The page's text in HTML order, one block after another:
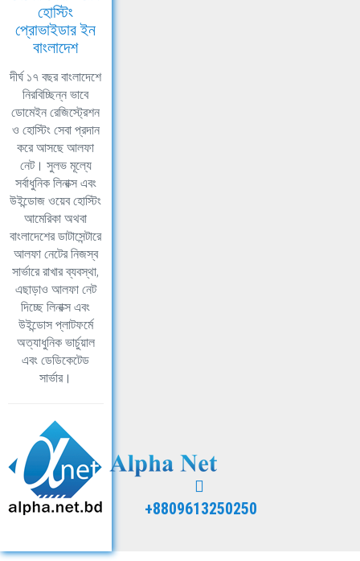
হোস্টিং
প্রোভাইডার ইন
বাংলাদেশ
দীর্ঘ ১৭ বছর বাংলাদেশে
নিরবিচ্ছিন্ন ভাবে
ডোমেইন রেজিস্ট্রেশন
ও হোস্টিং সেবা প্রদান
করে আসছে আলফা
নেট। সুলভ মূল্যে
সর্বাধুনিক লিনাক্স এবং
উইন্ডোজ ওয়েব হোস্টিং
আমেরিকা অথবা
বাংলাদেশের ডাটাসেন্টারে
আলফা নেটের নিজস্ব
সার্ভারে রাখার ব্যবস্থা,
এছাড়াও আলফা নেট
দিচ্ছে লিনাক্স এবং
উইন্ডোস প্লাটফর্মে
অত্যাধুনিক ভার্চুয়াল
এবং ডেডিকেটেড
সার্ভার।
+8809613250250